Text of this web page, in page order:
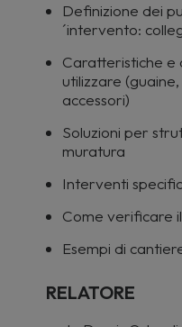
Definizione dei
´intervento:
Caratteristiche
utilizzare
accessori)
Soluzioni per
muratura
Interventi
Come verificare
Esempi di
RELATORE